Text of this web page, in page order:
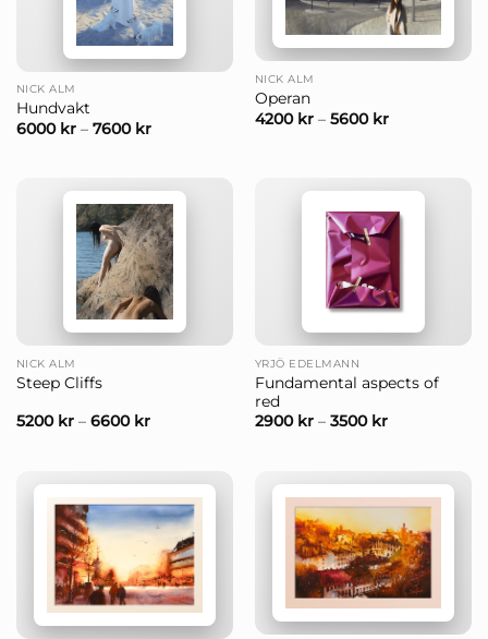
NICK ALM
Hundvakt
6000 kr– 7600 kr
NICK ALM
Operan
4200 kr– 5600 kr
NICK ALM
Steep Cliffs
5200 kr– 6600 kr
YRJÖ EDELMANN
Fundamental aspects of
red
2900 kr– 3500 kr